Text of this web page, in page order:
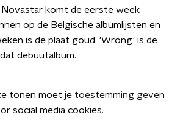
Novastar komt de eerste week
op de Belgische albumlijsten en
is de plaat goud. 'Wrong' is de
debuutalbum.
tonen moet je toestemming geven
social media cookies.